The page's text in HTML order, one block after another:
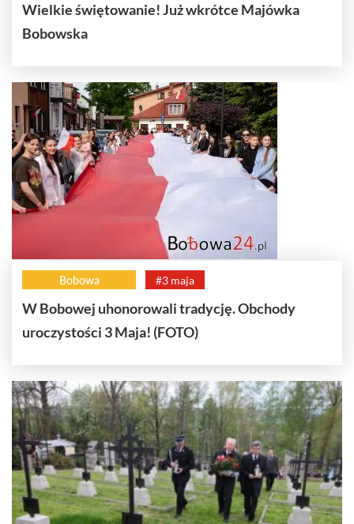
Wielkie świętowanie! Już wkrótce Majówka
Bobowska
Bobowa #3 maja
W Bobowej uhonorowali tradycję. Obchody
uroczystości 3 Maja! (FOTO)